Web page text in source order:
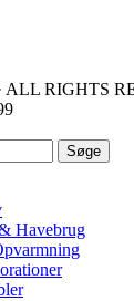
ALL RIGHTS
Søge
Havebrug